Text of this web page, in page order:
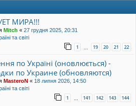
МИРА!!!
Mitch « 27 грудня 2025, 20:31
та світі
1 … 19 20 21 22
по Україні (оновлюється) -
по Украине (обновляются)
MasteroN « 18 липня 2026, 14:50
та світі
1 … 141 142 143 144